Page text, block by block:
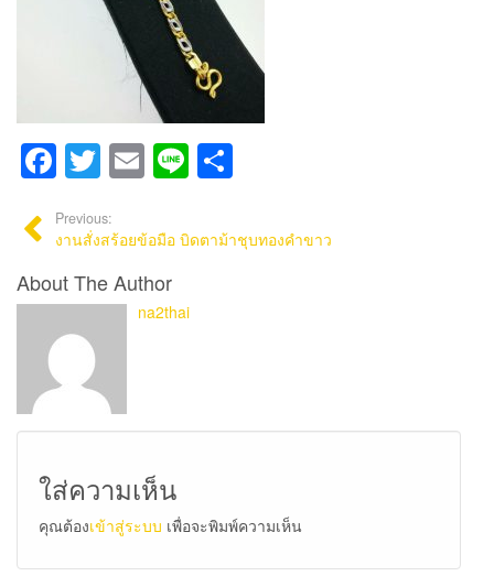
Facebook
Twitter
Email
Line
Previous:
งานสั่งสร้อยข้อมือ บิดตาม้าชุบทองคำขาว
About The Author
na2thai
ใส่ความเห็น
คุณต้องเข้าสู่ระบบ เพื่อจะพิมพ์ความเห็น